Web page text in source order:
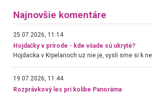
Najnovšie komentáre
25.07.2026, 11:14
Hojdačky v prírode - kde všade sú ukryté?
19.07.2026, 11:44
Rozprávkový les pri kolibe Panoráma